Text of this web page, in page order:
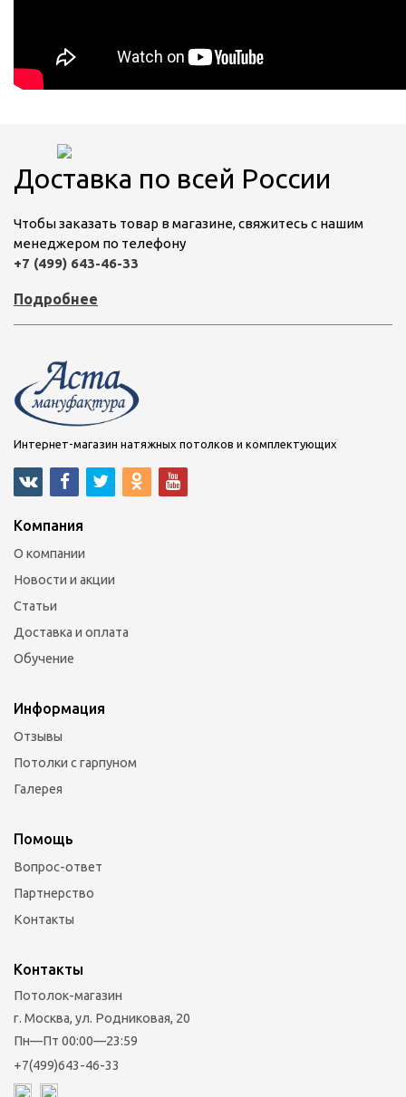
Доставка по всей России
Чтобы заказать товар в магазине, свяжитесь с нашим
менеджером по телефону
+7 (499) 643-46-33
Подробнее
Интернет-магазин натяжных потолков и комплектующих
Компания
О компании
Новости и акции
Статьи
Доставка и оплата
Обучение
Информация
Отзывы
Потолки с гарпуном
Галерея
Помощь
Вопрос-ответ
Партнерство
Контакты
Контакты
Потолок-магазин
г. Москва, ул. Родниковая, 20
Пн—Пт 00:00—23:59
+7(499)643-46-33